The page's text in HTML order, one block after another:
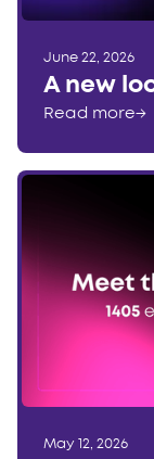
June 22, 2026
A new
Read more→
May 12, 2026